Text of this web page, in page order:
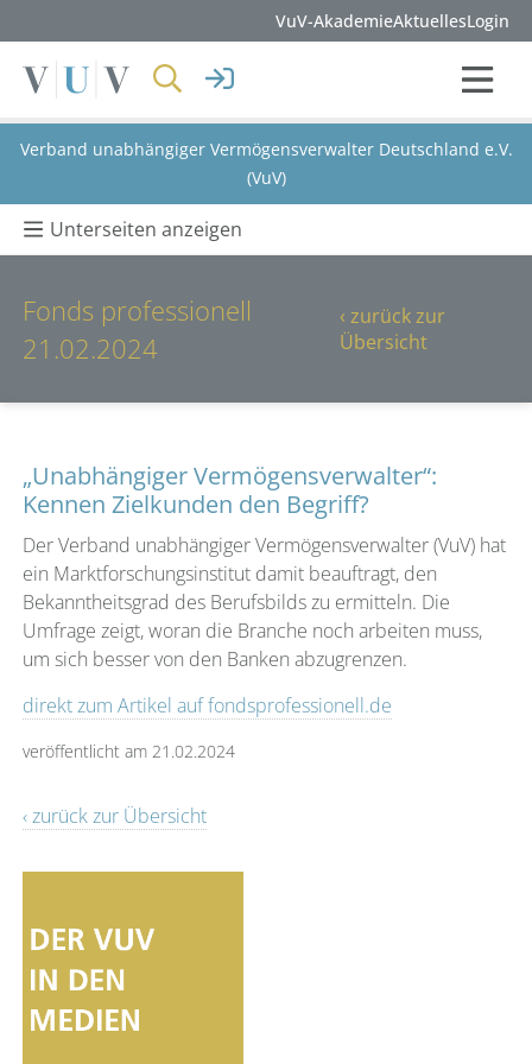
VuV-AkademieAktuellesLogin
Verband unabhängiger Vermögensverwalter Deutschland e.V.
(VuV)
Unterseiten anzeigen
Fonds professionell
21.02.2024
‹ zurück zur
Übersicht
„Unabhängiger Vermögensverwalter“:
Kennen Zielkunden den Begriff?
Der Verband unabhängiger Vermögensverwalter (VuV) hat
ein Marktforschungsinstitut damit beauftragt, den
Bekanntheitsgrad des Berufsbilds zu ermitteln. Die
Umfrage zeigt, woran die Branche noch arbeiten muss,
um sich besser von den Banken abzugrenzen.
direkt zum Artikel auf fondsprofessionell.de
veröffentlicht am 21.02.2024
‹ zurück zur Übersicht